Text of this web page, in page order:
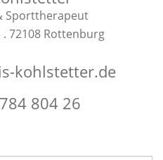
Sporttherapeut
72108 Rottenburg
kohlstetter.de
804 26